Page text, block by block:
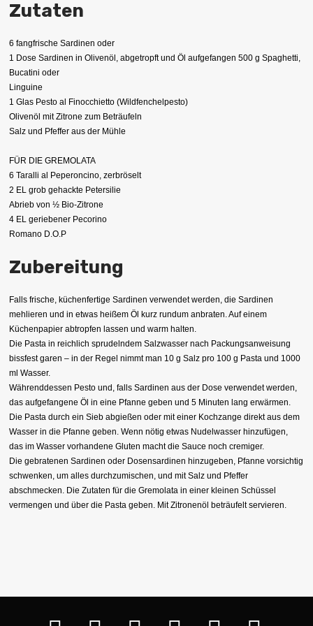
Zutaten
6 fangfrische Sardinen oder
1 Dose Sardinen in Olivenöl, abgetropft und Öl aufgefangen 500 g Spaghetti,
Bucatini oder
Linguine
1 Glas Pesto al Finocchietto (Wildfenchelpesto)
Olivenöl mit Zitrone zum Beträufeln
Salz und Pfeffer aus der Mühle
FÜR DIE GREMOLATA
6 Taralli al Peperoncino, zerbröselt
2 EL grob gehackte Petersilie
Abrieb von ½ Bio-Zitrone
4 EL geriebener Pecorino
Romano D.O.P
Zubereitung
Falls frische, küchenfertige Sardinen verwendet werden, die Sardinen
mehlieren und in etwas heißem Öl kurz rundum anbraten. Auf einem
Küchenpapier abtropfen lassen und warm halten.
Die Pasta in reichlich sprudelndem Salzwasser nach Packungsanweisung
bissfest garen – in der Regel nimmt man 10 g Salz pro 100 g Pasta und 1000
ml Wasser.
Währenddessen Pesto und, falls Sardinen aus der Dose verwendet werden,
das aufgefangene Öl in eine Pfanne geben und 5 Minuten lang erwärmen.
Die Pasta durch ein Sieb abgießen oder mit einer Kochzange direkt aus dem
Wasser in die Pfanne geben. Wenn nötig etwas Nudelwasser hinzufügen,
das im Wasser vorhandene Gluten macht die Sauce noch cremiger.
Die gebratenen Sardinen oder Dosensardinen hinzugeben, Pfanne vorsichtig
schwenken, um alles durchzumischen, und mit Salz und Pfeffer
abschmecken. Die Zutaten für die Gremolata in einer kleinen Schüssel
vermengen und über die Pasta geben. Mit Zitronenöl beträufelt servieren.